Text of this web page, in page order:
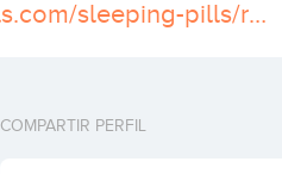
https://nuheals.com/sleeping-pills/restoril-30-mg/
COMPARTIR PERFIL